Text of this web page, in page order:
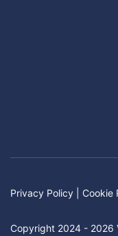
Privacy Policy Cookie
Copyright 2024 - 2026